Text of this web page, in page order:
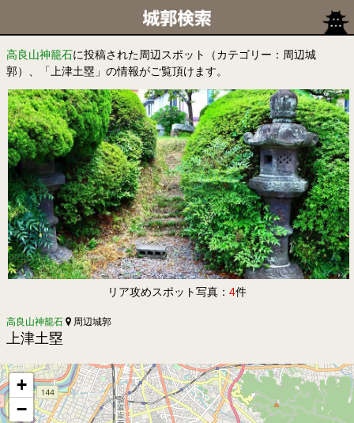
高良山神籠石に投稿された周辺スポット（カテゴリー：周辺城
郭）、「上津土塁」の情報がご覧頂けます。
リア攻めスポット写真： 4件
高良山神籠石 周辺城郭
上津土塁
+
−